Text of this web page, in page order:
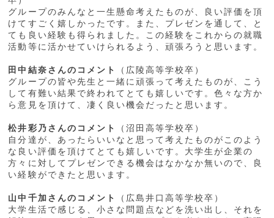
グループのみんなと一生懸命考えたものが、良い評価を頂
けてすごく嬉しかったです。また、プレゼンを通して、と
ても良い経験も得られました。この経験をこれからの就職
活動等に活かせていけられるよう、頑張ろうと思います。
田中結奈さんのコメント
（広陵高等学校卒）
グループの皆や先生と一緒に頑張って考えたものが、こう
して有難い結果で終われてとても嬉しいです。色々な方か
ら意見を頂けて、凄く良い機会だったと思います。
松井彩乃さんのコメント
（沼田高等学校卒）
自分達が、あったらいいなと思って考えたものがこのよう
な良い評価を頂けてとても嬉しいです。大学生が企業の
方々に対してプレゼンできる機会はなかなか無いので、良
い経験ができたと思います。
山中千加さんのコメント
（広島井口高等学校卒）
大学生活で感じる、小さな問題点などを洗い出し、それを